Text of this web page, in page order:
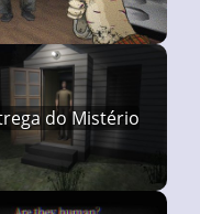
do Mistério